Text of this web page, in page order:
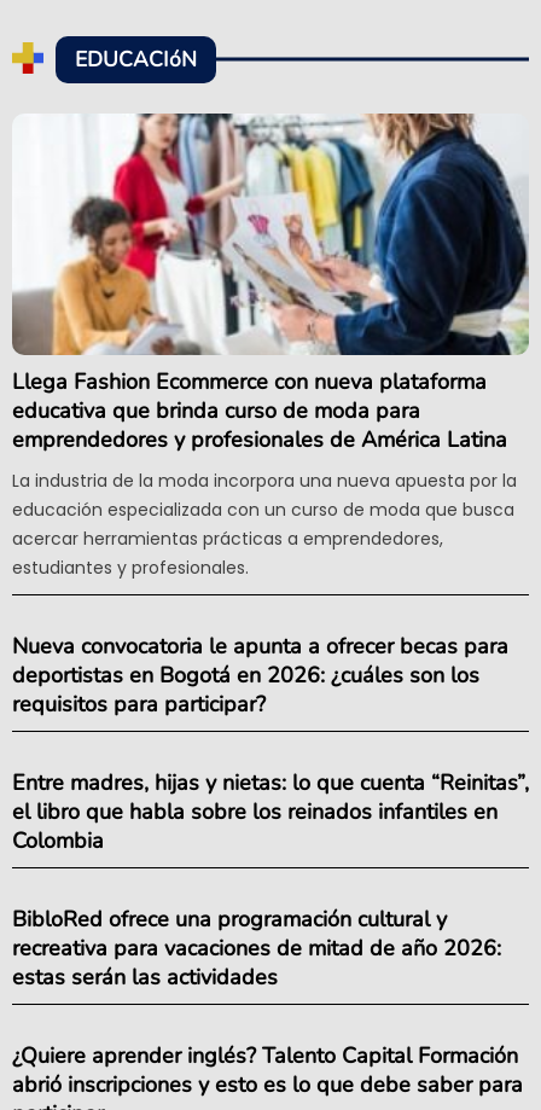
EDUCACIóN
Llega Fashion Ecommerce con nueva plataforma
educativa que brinda curso de moda para
emprendedores y profesionales de América Latina
La industria de la moda incorpora una nueva apuesta por la
educación especializada con un curso de moda que busca
acercar herramientas prácticas a emprendedores,
estudiantes y profesionales.
Nueva convocatoria le apunta a ofrecer becas para
deportistas en Bogotá en 2026: ¿cuáles son los
requisitos para participar?
Entre madres, hijas y nietas: lo que cuenta “Reinitas”,
el libro que habla sobre los reinados infantiles en
Colombia
BibloRed ofrece una programación cultural y
recreativa para vacaciones de mitad de año 2026:
estas serán las actividades
¿Quiere aprender inglés? Talento Capital Formación
abrió inscripciones y esto es lo que debe saber para